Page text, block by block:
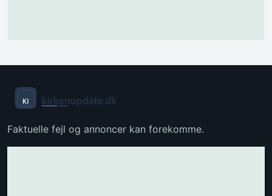
Faktuelle fejl og annoncer kan forekomme.